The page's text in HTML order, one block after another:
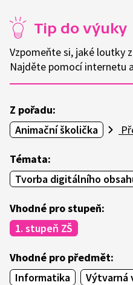
Tip do výuky
Vzpomeňte si, jaké loutky
Najděte pomocí internetu
Z pořadu:
Animační školička
Témata:
Tvorba digitálního
Vhodné pro stupeň:
1. stupeň ZŠ
Vhodné pro předmět:
Informatika
Výtvarná